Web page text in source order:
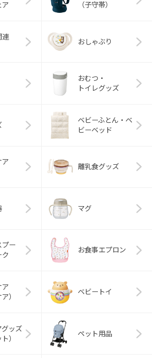
ア （子守帯）
連
おしゃぶり
おむつ・
トイレグッズ
ベビーふとん・ベ
ビーベッド
ア
離乳食グッズ
マグ
プー
ク
お食事エプロン
ア
）
ベビートイ
グッズ
）
ペット用品